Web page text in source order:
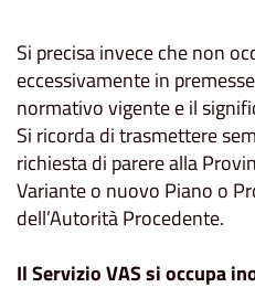
Si precisa invece che non
eccessivamente in
normativo vigente e il
Si ricorda di trasmettere
richiesta di parere alla
Variante o nuovo Piano o
dell’Autorità Procedente.
Il Servizio VAS si occupa